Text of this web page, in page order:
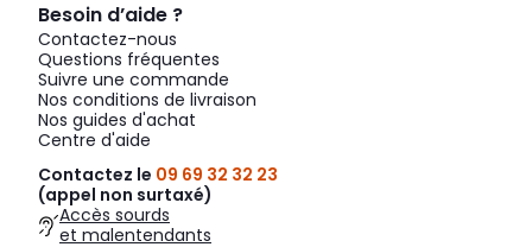
Besoin d’aide ?
Contactez-nous
Questions fréquentes
Suivre une commande
Nos conditions de livraison
Nos guides d'achat
Centre d'aide
Contactez le 09 69 32 32 23
(appel non surtaxé)
Accès sourds
et malentendants